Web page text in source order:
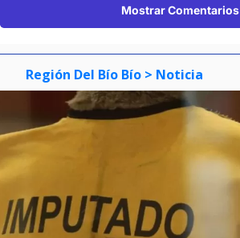
Mostrar Comentarios
Región Del Bío Bío > Noticia